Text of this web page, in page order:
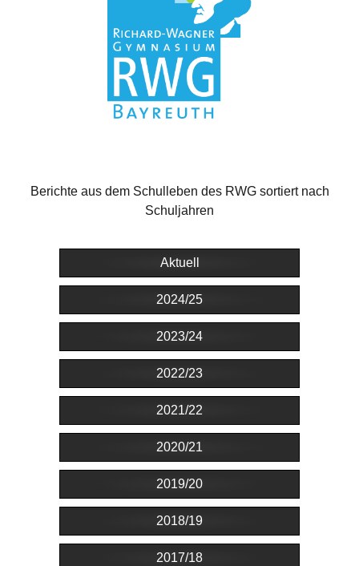
Berichte aus dem Schulleben des RWG sortiert nach
Schuljahren
Aktuell
2024/25
2023/24
2022/23
2021/22
2020/21
2019/20
2018/19
2017/18